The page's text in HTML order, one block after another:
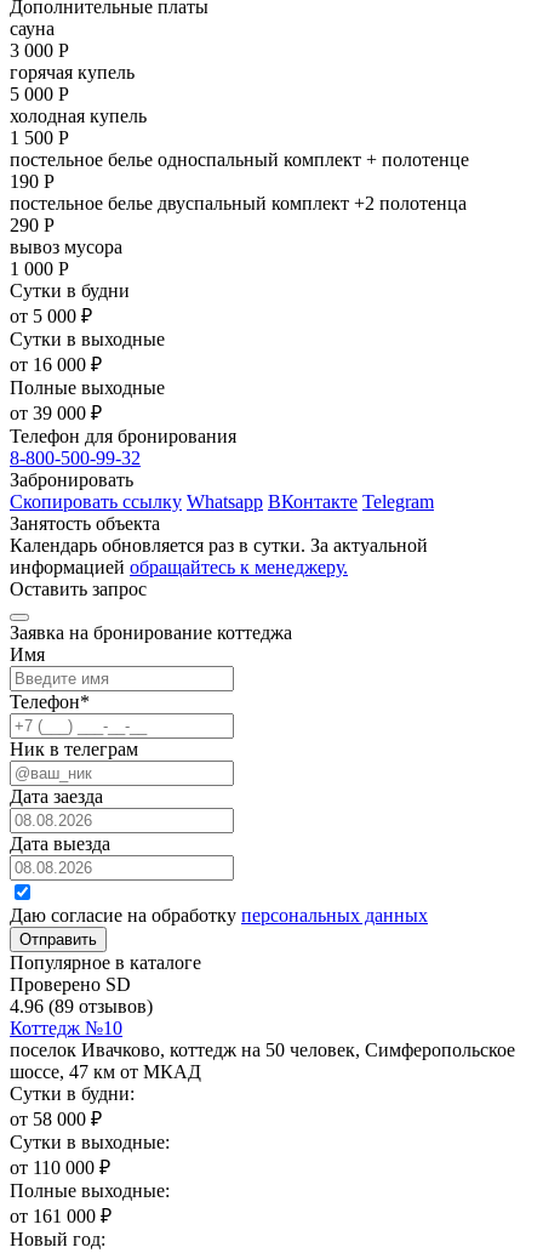
Дополнительные платы
сауна
3 000 Р
горячая купель
5 000 Р
холодная купель
1 500 Р
постельное белье односпальный комплект + полотенце
190 Р
постельное белье двуспальный комплект +2 полотенца
290 Р
вывоз мусора
1 000 Р
Сутки в будни
от 5 000 ₽
Сутки в выходные
от 16 000 ₽
Полные выходные
от 39 000 ₽
Телефон для бронирования
8-800-500-99-32
Забронировать
Скопировать ссылку Whatsapp ВКонтакте Telegram
Занятость объекта
Календарь обновляется раз в сутки. За актуальной
информацией обращайтесь к менеджеру.
Оставить запрос
Заявка на бронирование коттеджа
Имя
Телефон*
Ник в телеграм
Дата заезда
Дата выезда
Даю согласие на обработку персональных данных
Отправить
Популярное в каталоге
Проверено SD
4.96 (89 отзывов)
Коттедж №10
поселок Ивачково, коттедж на 50 человек, Симферопольское
шоссе, 47 км от МКАД
Сутки в будни:
от 58 000 ₽
Сутки в выходные:
от 110 000 ₽
Полные выходные:
от 161 000 ₽
Новый год: